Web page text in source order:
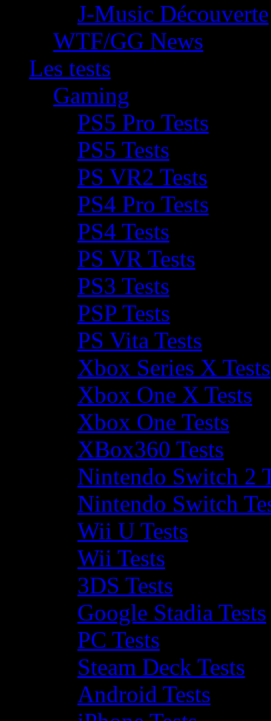
J-Music Découverte
WTF/GG News
Les tests
Gaming
PS5 Pro Tests
PS5 Tests
PS VR2 Tests
PS4 Pro Tests
PS4 Tests
PS VR Tests
PS3 Tests
PSP Tests
PS Vita Tests
Xbox Series X Tests
Xbox One X Tests
Xbox One Tests
XBox360 Tests
Nintendo Switch 2
Nintendo Switch
Wii U Tests
Wii Tests
3DS Tests
Google Stadia Tests
PC Tests
Steam Deck Tests
Android Tests